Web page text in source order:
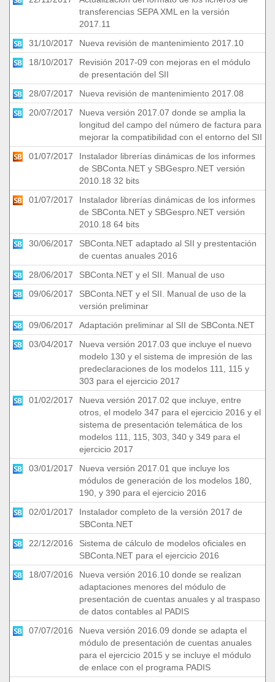
transferencias SEPA XML en la versión
2017.11
31/10/2017
Nueva revisión de mantenimiento 2017.10
18/10/2017
Revisión 2017-09 con mejoras en el módulo
de presentación del SII
28/07/2017
Nueva revisión de mantenimiento 2017.08
20/07/2017
Nueva versión 2017.07 donde se amplia la
longitud del campo del número de factura para
mejorar la compatibilidad con el entorno del SII
01/07/2017
Instalador librerías dinámicas de los informes
de SBConta.NET y SBGespro.NET versión
2010.18 32 bits
01/07/2017
Instalador librerías dinámicas de los informes
de SBConta.NET y SBGespro.NET versión
2010.18 64 bits
30/06/2017
SBConta.NET adaptado al SII y prestentación
de cuentas anuales 2016
28/06/2017
SBConta.NET y el SII. Manual de uso
09/06/2017
SBConta.NET y el SII. Manual de uso de la
versión preliminar
09/06/2017
Adaptación preliminar al SII de SBConta.NET
03/04/2017
Nueva versión 2017.03 que incluye el nuevo
modelo 130 y el sistema de impresión de las
predeclaraciones de los modelos 111, 115 y
303 para el ejercicio 2017
01/02/2017
Nueva versión 2017.02 que incluye, entre
otros, el modelo 347 para el ejercicio 2016 y el
sistema de presentación telemática de los
modelos 111, 115, 303, 340 y 349 para el
ejercicio 2017
03/01/2017
Nueva versión 2017.01 que incluye los
módulos de generación de los modelos 180,
190, y 390 para el ejercicio 2016
02/01/2017
Instalador completo de la versión 2017 de
SBConta.NET
22/12/2016
Sistema de cálculo de modelos oficiales en
SBConta.NET para el ejercicio 2016
18/07/2016
Nueva versión 2016.10 donde se realizan
adaptaciones menores del módulo de
presentación de cuentas anuales y al traspaso
de datos contables al PADIS
07/07/2016
Nueva versión 2016.09 donde se adapta el
módulo de presentación de cuentas anuales
para el ejercicio 2015 y se incluye el módulo
de enlace con el programa PADIS